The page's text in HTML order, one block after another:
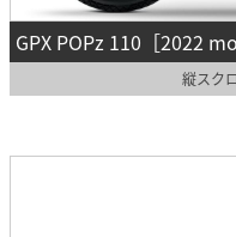
GPX POPz 110［2022
縦スク